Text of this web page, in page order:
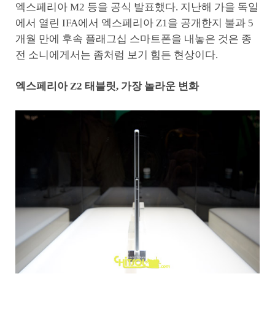
엑스페리아 M2 등을 공식 발표했다. 지난해 가을 독일
에서 열린 IFA에서 엑스페리아 Z1을 공개한지 불과 5
개월 만에 후속 플래그십 스마트폰을 내놓은 것은 종
전 소니에게서는 좀처럼 보기 힘든 현상이다.
엑스페리아 Z2 태블릿, 가장 놀라운 변화